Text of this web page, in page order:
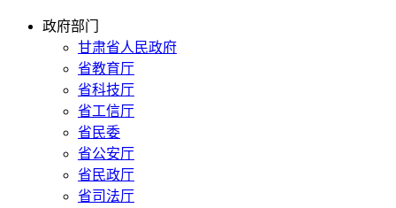
政府部门
甘肃省人民政府
省教育厅
省科技厅
省工信厅
省民委
省公安厅
省民政厅
省司法厅